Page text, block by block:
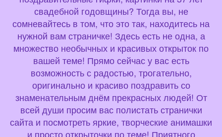
свадебной годовщины? Тогда вы, не
сомневайтесь в том, что это так, находитесь на
нужной вам страничке! Здесь есть не одна, а
множество необычных и красивых открыток по
вашей теме! Прямо сейчас у вас есть
возможность с радостью, трогательно,
оригинально и красиво поздравить со
знаменательным днём прекрасных людей! От
всей души просим вас полистать странички
сайта и посмотреть яркие, творческие анимашки
и просто открыточки по теме! Приятного